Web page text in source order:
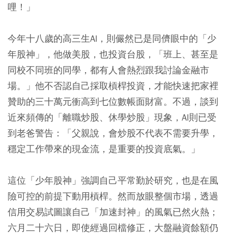
哩！」
今年十八歲的高三生Al，則儼然已是同儕眼中的「少
年股神」，他做美股，也投資台股，「班上、甚至是
同校不同班的同學，都有人會熱烈跟我討論金融市
場。」他不否認自己採取槓桿投資，才能快速把家裡
贊助的三十萬元衝高到七位數帳面財富。不過，談到
近來頻傳的「離職炒股、休學炒股」現象，Al則已受
到老爸警告：「父親說，會炒股不代表不需要升學，
穩定工作帶來的現金流，是重要的投資底氣。」
這位「少年股神」強調自己平常勤於研究，也是在風
險可控的前提下動用槓桿。然而放眼整個市場，透過
信用交易試圖讓自己「加速封神」的風氣已然火熱；
六月二十六日，即使經過回檔修正，大盤融資餘額仍